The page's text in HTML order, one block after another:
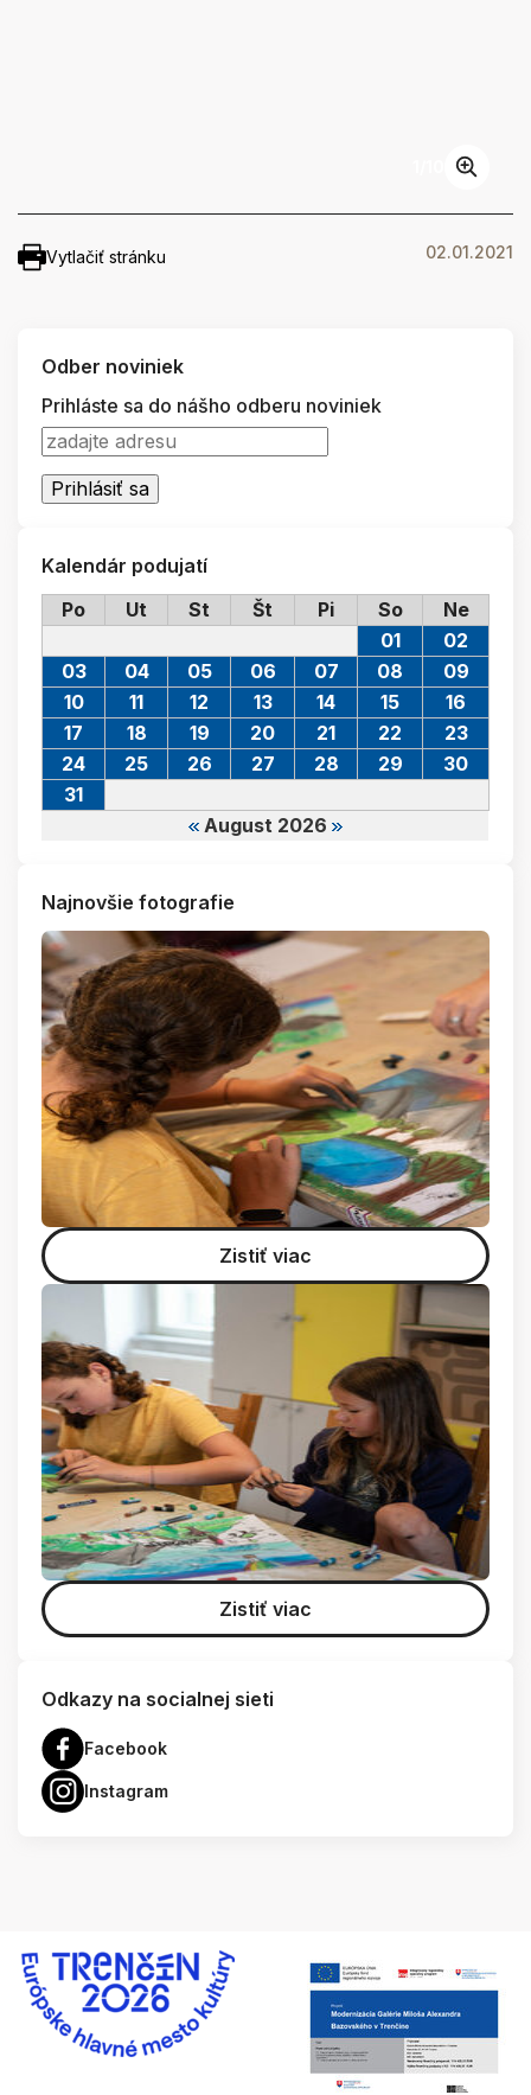
Vytlačiť stránku 02.01.2021
Odber noviniek
Prihláste sa do nášho odberu noviniek
Kalendár podujatí
Po
Ut St Št Pi So Ne
August 2026
01
02
03
04 05 06 07 08
09
10
11 12 13 14 15
16
17
18 19 20 21 22
23
24
25 26 27 28 29
30
31
Najnovšie fotografie
Zistiť viac
Zistiť viac
Odkazy na socialnej sieti
Facebook
Instagram